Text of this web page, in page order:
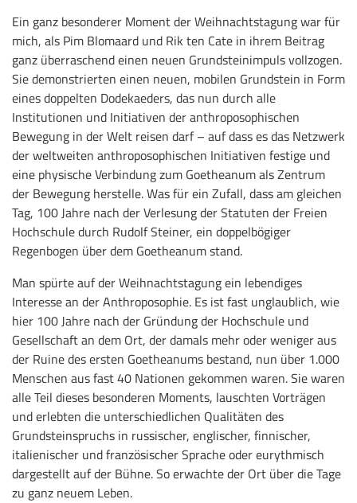
Ein ganz besonderer Moment der Weihnachtstagung war für
mich, als Pim Blomaard und Rik ten Cate in ihrem Beitrag
ganz überraschend einen neuen Grundsteinimpuls vollzogen.
Sie demonstrierten einen neuen, mobilen Grundstein in Form
eines doppelten Dodekaeders, das nun durch alle
Institutionen und Initiativen der anthroposophischen
Bewegung in der Welt reisen darf – auf dass es das Netzwerk
der weltweiten anthroposophischen Initiativen festige und
eine physische Verbindung zum Goetheanum als Zentrum
der Bewegung herstelle. Was für ein Zufall, dass am gleichen
Tag, 100 Jahre nach der Verlesung der Statuten der Freien
Hochschule durch Rudolf Steiner, ein doppelbögiger
Regenbogen über dem Goetheanum stand.
Man spürte auf der Weihnachtstagung ein lebendiges
Interesse an der Anthroposophie. Es ist fast unglaublich, wie
hier 100 Jahre nach der Gründung der Hochschule und
Gesellschaft an dem Ort, der damals mehr oder weniger aus
der Ruine des ersten Goetheanums bestand, nun über 1.000
Menschen aus fast 40 Nationen gekommen waren. Sie waren
alle Teil dieses besonderen Moments, lauschten Vorträgen
und erlebten die unterschiedlichen Qualitäten des
Grundsteinspruchs in russischer, englischer, finnischer,
italienischer und französischer Sprache oder eurythmisch
dargestellt auf der Bühne. So erwachte der Ort über die Tage
zu ganz neuem Leben.